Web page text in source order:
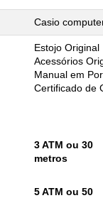
Casio
Estojo Original
Acessórios
Manual em
Certificado de
3 ATM ou 30
metros
5 ATM ou 50